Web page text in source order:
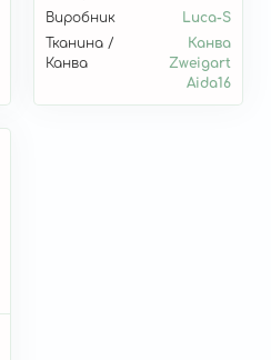
Виробник
Luca-S
Тканина /
Канва
Канва
Zweigart
Aida16